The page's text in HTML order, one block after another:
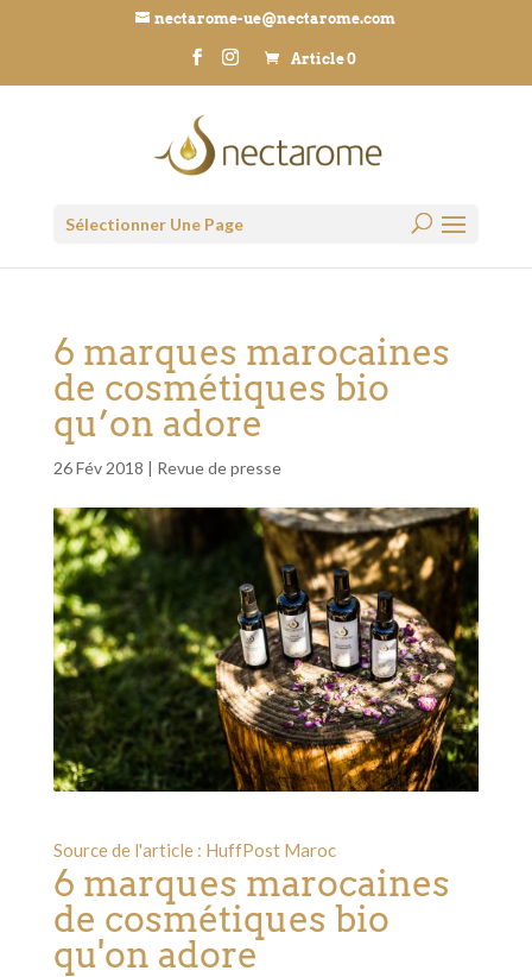
nectarome-ue@nectarome.com
Article 0
Sélectionner Une Page
6 marques marocaines
de cosmétiques bio
qu’on adore
26 Fév 2018 | Revue de presse
Source de l'article : HuffPost Maroc
6 marques marocaines
de cosmétiques bio
qu'on adore